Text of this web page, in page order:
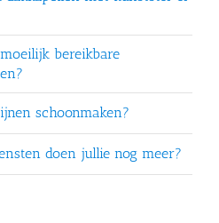
bereikbare
schoonmaken?
doen jullie nog meer?